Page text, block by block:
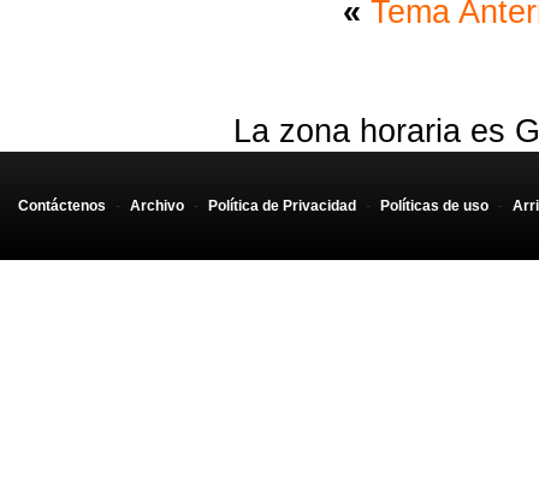
« Tema
La zona horaria es
Contáctenos - Archivo - Política de Privacidad - Políticas de uso -